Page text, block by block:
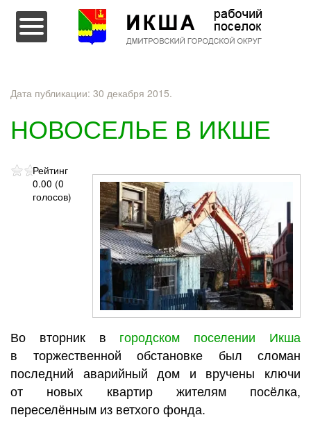
Перейти к содержимому
Дата публикации: 30 декабря 2015.
НОВОСЕЛЬЕ В ИКШЕ
Рейтинг
0.00 (0
голосов)
Во вторник в городском поселении Икша
в торжественной обстановке был сломан
последний аварийный дом и вручены ключи
от новых квартир жителям посёлка,
переселённым из ветхого фонда.